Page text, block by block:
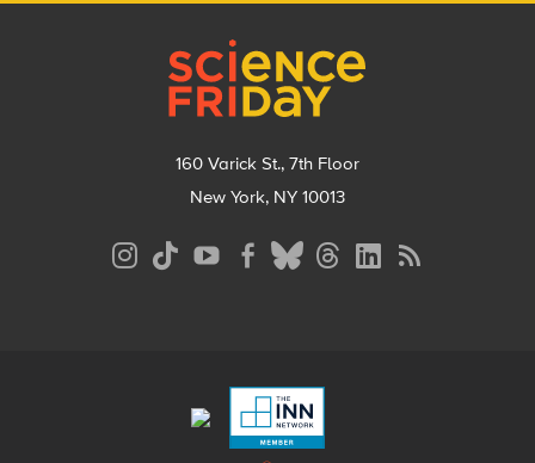
160 Varick St., 7th Floor
New York, NY 10013